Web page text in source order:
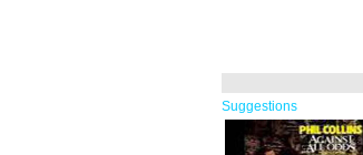
Suggestions